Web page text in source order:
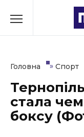
до
Культура
Освіта
Головна » Спорт
стала
боксу